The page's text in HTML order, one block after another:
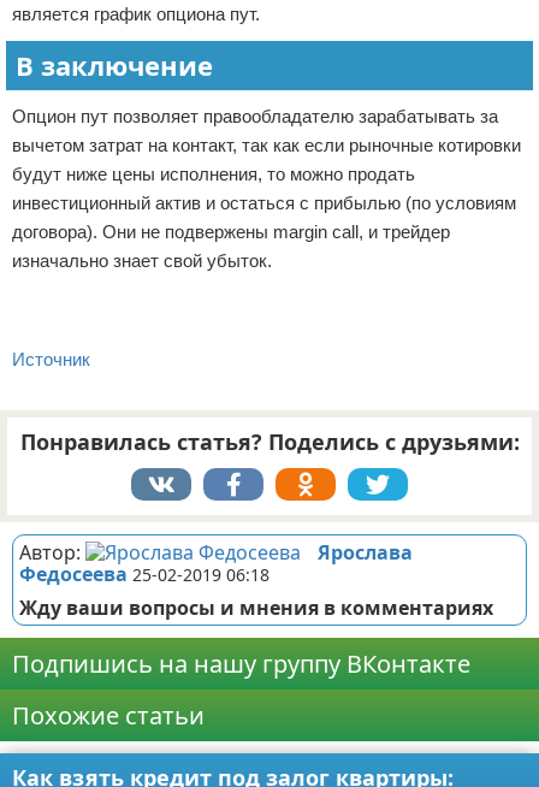
является график опциона пут.
В заключение
Опцион пут позволяет правообладателю зарабатывать за
вычетом затрат на контакт, так как если рыночные котировки
будут ниже цены исполнения, то можно продать
инвестиционный актив и остаться с прибылью (по условиям
договора). Они не подвержены margin call, и трейдер
изначально знает свой убыток.
Источник
Понравилась статья? Поделись с друзьями:
Автор:
Ярослава
Федосеева 25-02-2019 06:18
Жду ваши вопросы и мнения в комментариях
Подпишись на нашу группу ВКонтакте
Похожие статьи
Как взять кредит под залог квартиры: